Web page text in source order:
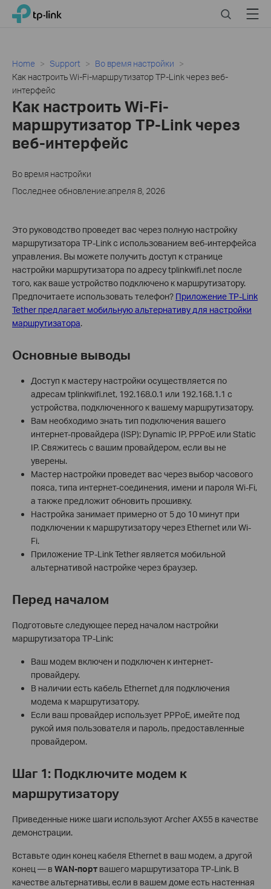
Click
navigation
TP-Link, Reliably Smart SearchMenu
Home Support
Во время настройки
Как настроить Wi-Fi-маршрутизатор TP-Link через веб-
интерфейс
Как настроить Wi-Fi-
маршрутизатор TP-Link через
веб-интерфейс
Во время настройки
Последнее обновление:апреля 8, 2026
Это руководство проведет вас через полную настройку
маршрутизатора TP-Link с использованием веб-интерфейса
управления. Вы можете получить доступ к странице
настройки маршрутизатора по адресу tplinkwifi.net после
того, как ваше устройство подключено к маршрутизатору.
Предпочитаете использовать телефон? Приложение TP-Link
Tether предлагает мобильную альтернативу для настройки
маршрутизатора.
Основные выводы
Доступ к мастеру настройки осуществляется по
адресам tplinkwifi.net, 192.168.0.1 или 192.168.1.1 с
устройства, подключенного к вашему маршрутизатору.
Вам необходимо знать тип подключения вашего
интернет-провайдера (ISP): Dynamic IP, PPPoE или Static
IP. Свяжитесь с вашим провайдером, если вы не
уверены.
Мастер настройки проведет вас через выбор часового
пояса, типа интернет-соединения, имени и пароля Wi-Fi,
а также предложит обновить прошивку.
Настройка занимает примерно от 5 до 10 минут при
подключении к маршрутизатору через Ethernet или Wi-
Fi.
Приложение TP-Link Tether является мобильной
альтернативой настройке через браузер.
Перед началом
Подготовьте следующее перед началом настройки
маршрутизатора TP-Link:
Ваш модем включен и подключен к интернет-
провайдеру.
В наличии есть кабель Ethernet для подключения
модема к маршрутизатору.
Если ваш провайдер использует PPPoE, имейте под
рукой имя пользователя и пароль, предоставленные
провайдером.
Шаг 1: Подключите модем к
маршрутизатору
Приведенные ниже шаги используют Archer AX55 в качестве
демонстрации.
Вставьте один конец кабеля Ethernet в ваш модем, а другой
конец — в WAN-порт вашего маршрутизатора TP-Link. В
качестве альтернативы, если в вашем доме есть настенная